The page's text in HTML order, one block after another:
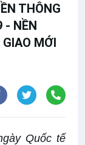
THÔNG
- NỀN
MỚI
Quốc tế